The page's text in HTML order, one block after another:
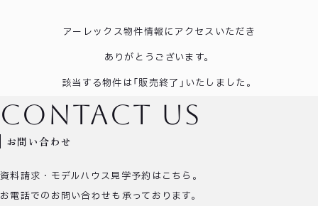
アーレックス物件情報にアクセスいただき
ありがとうございます。
該当する物件は「販売終了」いたしました。
お問い合わせ
contact us
資料請求・モデルハウス見学予約はこちら。
お電話でのお問い合わせも承っております。